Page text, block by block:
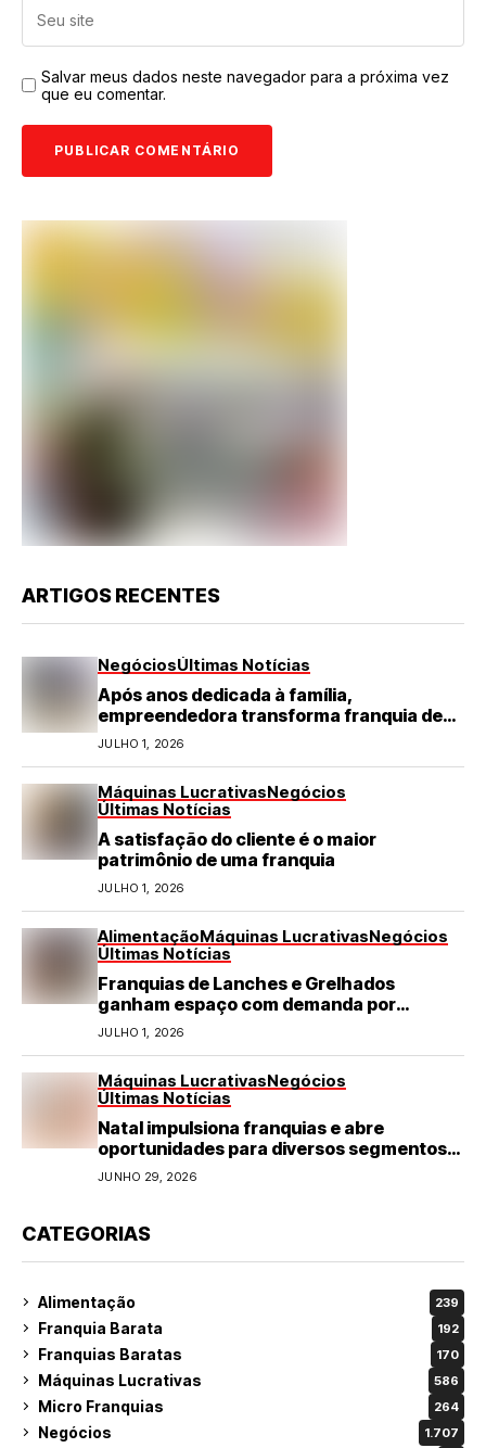
Salvar meus dados neste navegador para a próxima vez
que eu comentar.
ARTIGOS RECENTES
NegóciosÚltimas Notícias
Após anos dedicada à família,
empreendedora transforma franquia de
turismo em negócio de destaque no RN
JULHO 1, 2026
Máquinas LucrativasNegócios
Últimas Notícias
A satisfação do cliente é o maior
patrimônio de uma franquia
JULHO 1, 2026
AlimentaçãoMáquinas LucrativasNegócios
Últimas Notícias
Franquias de Lanches e Grelhados
ganham espaço com demanda por
refeições rápidas e de qualidade
JULHO 1, 2026
Máquinas LucrativasNegócios
Últimas Notícias
Natal impulsiona franquias e abre
oportunidades para diversos segmentos
do varejo
JUNHO 29, 2026
CATEGORIAS
Alimentação 239
Franquia Barata 192
Franquias Baratas 170
Máquinas Lucrativas 586
Micro Franquias 264
Negócios 1.707